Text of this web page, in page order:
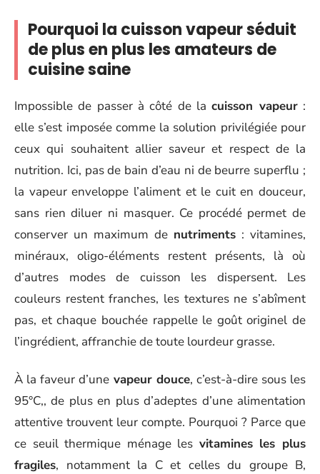
Pourquoi la cuisson vapeur séduit
de plus en plus les amateurs de
cuisine saine
Impossible de passer à côté de lacuisson vapeur:
elle s’est imposée comme la solution privilégiée pour
ceux qui souhaitent allier saveur et respect de la
nutrition. Ici, pas de bain d’eau ni de beurre superflu ;
la vapeur enveloppe l’aliment et le cuit en douceur,
sans rien diluer ni masquer. Ce procédé permet de
conserver un maximum de nutriments : vitamines,
minéraux, oligo-éléments restent présents, là où
d’autres modes de cuisson les dispersent. Les
couleurs restent franches, les textures ne s’abîment
pas, et chaque bouchée rappelle le goût originel de
l’ingrédient, affranchie de toute lourdeur grasse.
À la faveur d’une vapeur douce, c’est-à-dire sous les
95°C,, de plus en plus d’adeptes d’une alimentation
attentive trouvent leur compte. Pourquoi ? Parce que
ce seuil thermique ménage les vitamines les plus
fragiles, notamment la C et celles du groupe B,